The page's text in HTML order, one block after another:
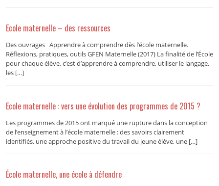
Ecole maternelle – des ressources
Des ouvrages Apprendre à comprendre dès l’école maternelle.
Réflexions, pratiques, outils GFEN Maternelle (2017) La finalité de l’École
pour chaque élève, c’est d’apprendre à comprendre, utiliser le langage,
les […]
Ecole maternelle : vers une évolution des programmes de 2015 ?
Les programmes de 2015 ont marqué une rupture dans la conception
de l’enseignement à l’école maternelle : des savoirs clairement
identifiés, une approche positive du travail du jeune élève, une […]
École maternelle, une école à défendre